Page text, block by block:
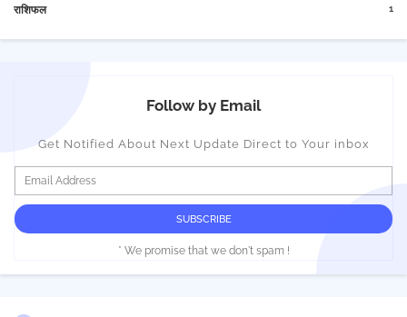
राशिफल 1
Follow by Email
Get Notified About Next Update Direct to Your inbox
* We promise that we don't spam !